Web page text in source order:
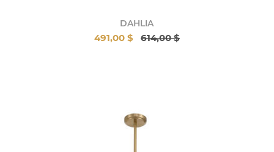
DAHLIA
491,00 $ 614,00 $